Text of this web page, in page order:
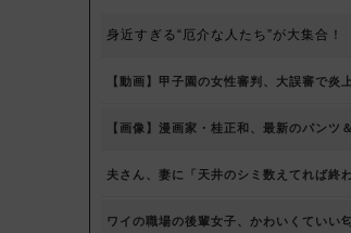
身近すぎる“厄介な人たち”が大集合！
【動画】甲子園の女性審判、大誤審で炎上
【画像】漫画家・桂正和、最新のパンツ
夫さん、妻に「天井のシミ数えてれば
ワイの職場の後輩女子、かわいくていい